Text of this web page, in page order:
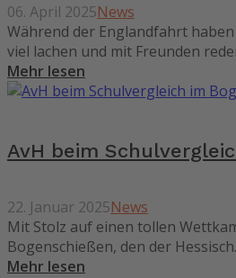
06. April 2025News
Während der Englandfahrt
viel lachen und mit Freunden
Mehr lesen
AvH beim
22. Januar 2025News
Mit Stolz auf einen tollen
Bogenschießen, den der
Mehr lesen